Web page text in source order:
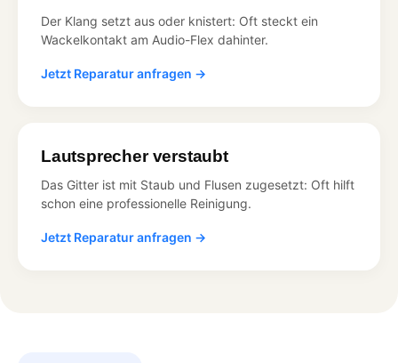
Der Klang setzt aus oder knistert: Oft steckt ein
Wackelkontakt am Audio-Flex dahinter.
Jetzt Reparatur anfragen →
Lautsprecher verstaubt
Das Gitter ist mit Staub und Flusen zugesetzt: Oft hilft
schon eine professionelle Reinigung.
Jetzt Reparatur anfragen →